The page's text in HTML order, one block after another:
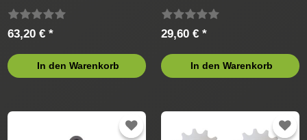
63,20 € *
In den Warenkorb
29,60 € *
In den Warenkorb